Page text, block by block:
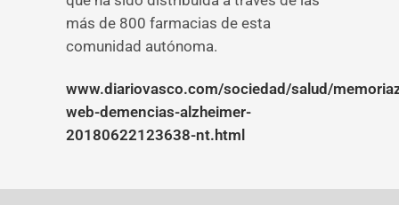
más de 800 farmacias de esta
comunidad autónoma.
www.diariovasco.com/sociedad/salud/
web-demencias-alzheimer-
20180622123638-nt.html